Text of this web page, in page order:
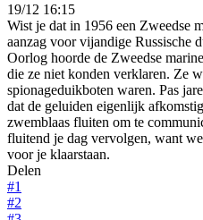
19/12 16:15
Wist je dat in 1956 een Zweedse
aanzag voor vijandige Russische
Oorlog hoorde de Zweedse
die ze niet konden verklaren. Ze
spionageduikboten waren. Pas
dat de geluiden eigenlijk
zwemblaas fluiten om te
fluitend je dag vervolgen, want
voor je klaarstaan.
Delen
#1
#2